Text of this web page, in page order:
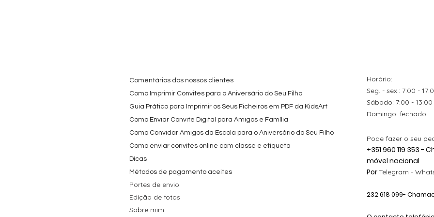
Preço
4,40 €
Comentários dos nossos clientes
Como Imprimir Convites para o Aniversário do Seu Filho
Guia Prático para Imprimir os Seus Ficheiros em PDF da KidsArt
Como Enviar Convite Digital para Amigos e Família
Como Convidar Amigos da Escola para o Aniversário do Seu Filho
Como enviar convites online com classe e etiqueta
Dicas
Métodos de pagamento aceites
Portes de envio
Edição de fotos
Sobre mim
Horário:
Seg. - sex.: 7:00 -
​​Sábado: 7:00 - 13:00
​Domingo: fechado
Pode fazer o seu
+351 960 119 353 -
móvel nacional
PorTelegram -
232 618 099-